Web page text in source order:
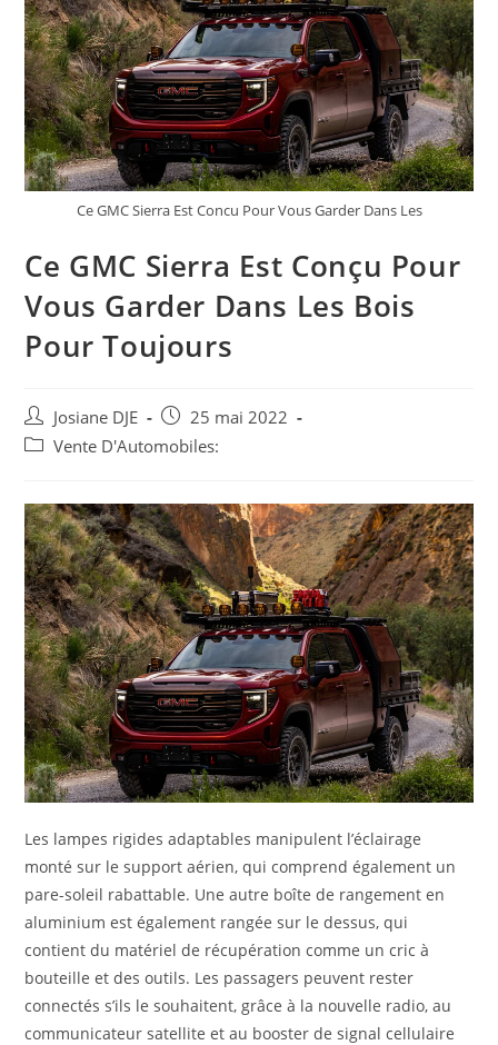
Ce GMC Sierra Est Concu Pour Vous Garder Dans Les
Ce GMC Sierra Est Conçu Pour
Vous Garder Dans Les Bois
Pour Toujours
Auteur/autrice
de
Josiane DJE
Post
published:
25 mai 2022
PostVente D'Automobiles:
Les lampes rigides adaptables manipulent l’éclairage
monté sur le support aérien, qui comprend également un
pare-soleil rabattable. Une autre boîte de rangement en
aluminium est également rangée sur le dessus, qui
contient du matériel de récupération comme un cric à
bouteille et des outils. Les passagers peuvent rester
connectés s’ils le souhaitent, grâce à la nouvelle radio, au
communicateur satellite et au booster de signal cellulaire